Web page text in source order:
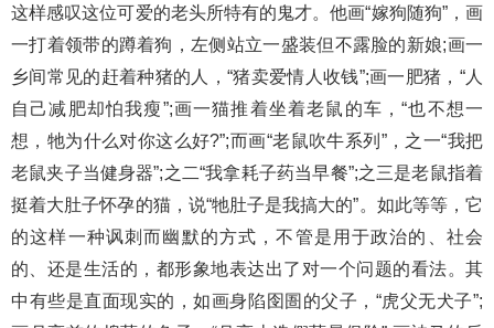
这样感叹这位可爱的老头所特有的鬼才。他画“嫁狗随狗”，画
一打着领带的蹲着狗，左侧站立一盛装但不露脸的新娘;画一
乡间常见的赶着种猪的人，“猪卖爱情人收钱”;画一肥猪，“人
自己减肥却怕我瘦”;画一猫推着坐着老鼠的车，“也不想一
想，牠为什么对你这么好?”;而画“老鼠吹牛系列”，之一“我把
老鼠夹子当健身器”;之二“我拿耗子药当早餐”;之三是老鼠指着
挺着大肚子怀孕的猫，说“牠肚子是我搞大的”。如此等等，它
的这样一种讽刺而幽默的方式，不管是用于政治的、社会
的、还是生活的，都形象地表达出了对一个问题的看法。其
中有些是直面现实的，如画身陷囹圄的父子，“虎父无犬子”;